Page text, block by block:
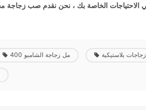
400 مل زجاجة الشامبو زجاجات بلاستيكية